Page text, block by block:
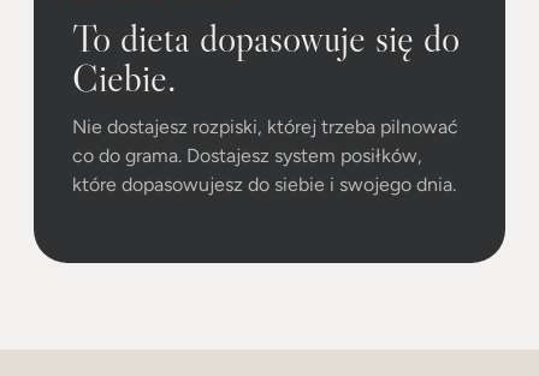
To dieta dopasowuje się do
Ciebie.
Nie dostajesz rozpiski, której trzeba pilnować
co do grama. Dostajesz system posiłków,
które dopasowujesz do siebie i swojego dnia.